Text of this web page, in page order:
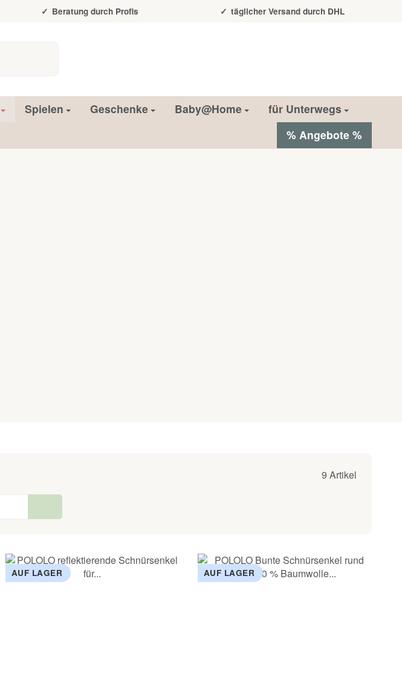
Beratung durch Profis täglicher Versand durch DHL
Spielen Geschenke Baby@Home
für Unterwegs
% Angebote %
9 Artikel
AUF LAGER AUF LAGER